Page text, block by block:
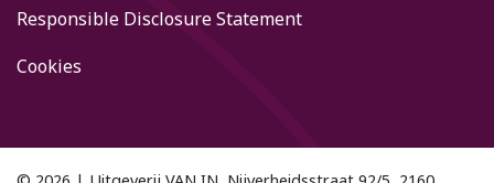
Responsible Disclosure Statement
Cookies